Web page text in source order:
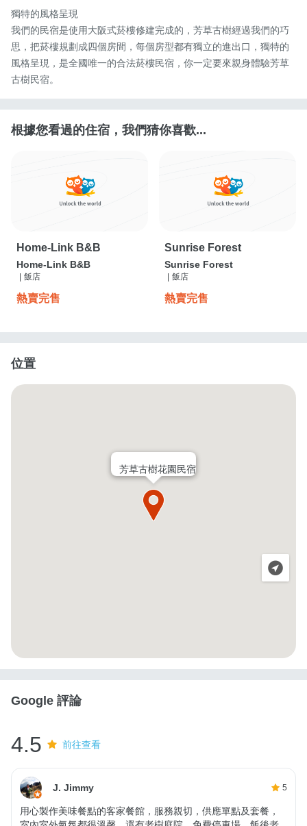
獨特的風格呈現
我們的民宿是使用大阪式菸樓修建完成的，芳草古樹經過我們的巧
思，把菸樓規劃成四個房間，每個房型都有獨立的進出口，獨特的
風格呈現，是全國唯一的合法菸樓民宿，你一定要來親身體驗芳草
古樹民宿。
根據您看過的住宿，我們猜你喜歡...
Home-Link B&B
Home-Link B&B
飯店
熱賣完售
Sunrise Forest
Sunrise Forest
飯店
熱賣完售
位置
芳草古樹花園民宿
Google 評論
4.5 前往查看
J. Jimmy 5
用心製作美味餐點的客家餐館，服務親切，供應單點及套餐，